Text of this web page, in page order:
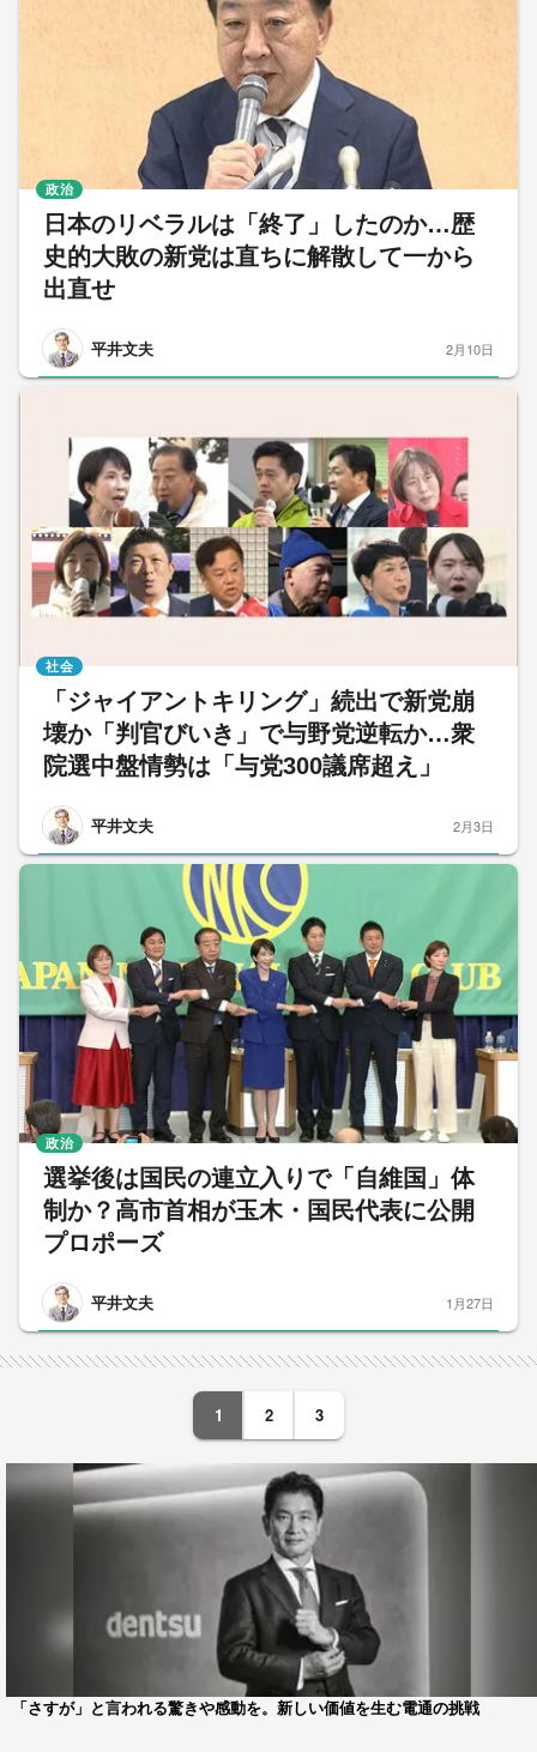
日本のリベラルは「終了」したのか…歴
史的大敗の新党は直ちに解散して一から
出直せ
平井文夫
政治
2月10日
「ジャイアントキリング」続出で新党崩
壊か「判官びいき」で与野党逆転か…衆
院選中盤情勢は「与党300議席超え」
平井文夫
社会
2月3日
選挙後は国民の連立入りで「自維国」体
制か？高市首相が玉木・国民代表に公開
プロポーズ
平井文夫
政治
1月27日
1 2 3
「さすが」と言われる驚きや感動を。新しい価値を生む電通の挑戦